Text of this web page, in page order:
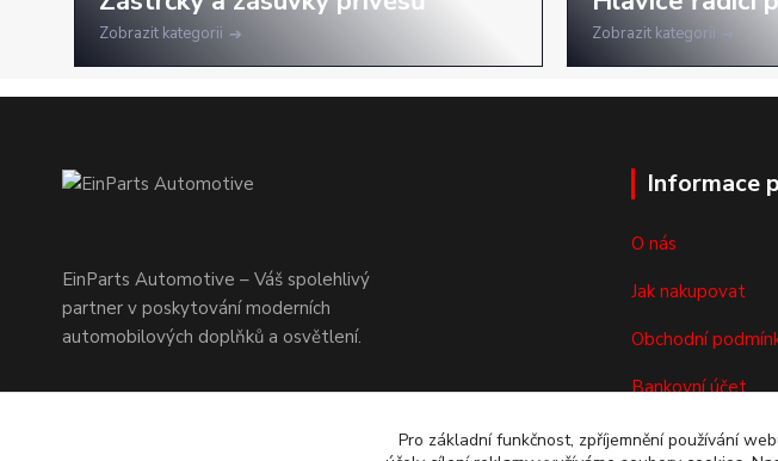
Zobrazit kategorii Zobrazit kategorii
EinParts Automotive – Váš spolehlivý
partner v poskytování moderních
automobilových doplňků a osvětlení.
Informace
O nás
Jak nakupovat
Obchodní
Bankovní účet
Reklamace/
Pro základní funkčnost, zpříjemnění používání